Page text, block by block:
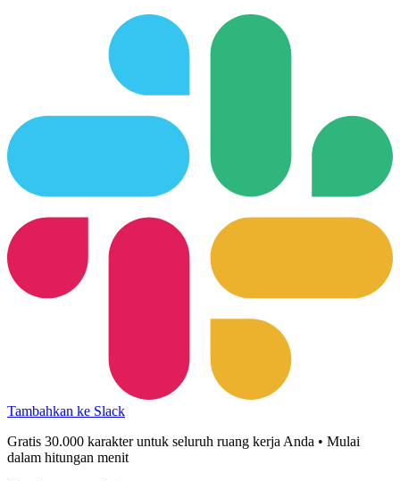
Tambahkan ke Slack
Gratis 30.000 karakter untuk seluruh ruang kerja Anda • Mulai
dalam hitungan menit